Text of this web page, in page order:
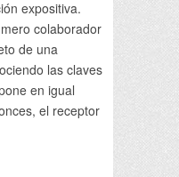
expositiva.
colaborador
de una
las claves
en igual
el receptor